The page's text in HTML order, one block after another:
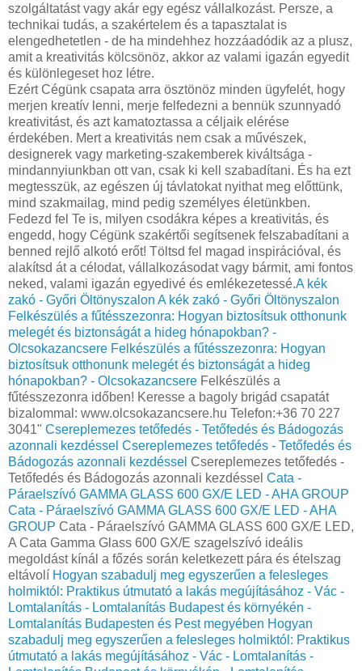
szolgáltatást vagy akár egy egész vállalkozást. Persze, a
technikai tudás, a szakértelem és a tapasztalat is
elengedhetetlen - de ha mindehhez hozzáadódik az a plusz,
amit a kreativitás kölcsönöz, akkor az valami igazán egyedit
és különlegeset hoz létre.
Ezért Cégünk csapata arra ösztönöz minden ügyfelét, hogy
merjen kreatív lenni, merje felfedezni a bennük szunnyadó
kreativitást, és azt kamatoztassa a céljaik elérése
érdekében. Mert a kreativitás nem csak a művészek,
designerek vagy marketing-szakemberek kiváltsága -
mindannyiunkban ott van, csak ki kell szabadítani. És ha ezt
megtesszük, az egészen új távlatokat nyithat meg előttünk,
mind szakmailag, mind pedig személyes életünkben.
Fedezd fel Te is, milyen csodákra képes a kreativitás, és
engedd, hogy Cégünk szakértői segítsenek felszabadítani a
benned rejlő alkotó erőt! Töltsd fel magad inspirációval, és
alakítsd át a célodat, vállalkozásodat vagy bármit, ami fontos
neked, valami igazán egyedivé és emlékezetessé.A kék
zakó - Győri Öltönyszalon A kék zakó - Győri Öltönyszalon
Felkészülés a fűtésszezonra: Hogyan biztosítsuk otthonunk
melegét és biztonságát a hideg hónapokban? -
Olcsokazancsere Felkészülés a fűtésszezonra: Hogyan
biztosítsuk otthonunk melegét és biztonságát a hideg
hónapokban? - Olcsokazancsere Felkészülés a
fűtésszezonra időben! Keresse a bagoly brigád csapatát
bizalommal: www.olcsokazancsere.hu Telefon:+36 70 227
3041" Csereplemezes tetőfedés - Tetőfedés és Bádogozás
azonnali kezdéssel Csereplemezes tetőfedés - Tetőfedés és
Bádogozás azonnali kezdéssel Csereplemezes tetőfedés -
Tetőfedés és Bádogozás azonnali kezdéssel Cata -
Páraelszívó GAMMA GLASS 600 GX/E LED - AHA GROUP
Cata - Páraelszívó GAMMA GLASS 600 GX/E LED - AHA
GROUP Cata - Páraelszívó GAMMA GLASS 600 GX/E LED,
A Cata Gamma Glass 600 GX/E szagelszívó ideális
megoldást kínál a főzés során keletkezett pára és ételszag
eltávolí Hogyan szabadulj meg egyszerűen a felesleges
holmiktól: Praktikus útmutató a lakás megújításához - Vác -
Lomtalanítás - Lomtalanítás Budapest és környékén -
Lomtalanítás Budapesten és Pest megyében Hogyan
szabadulj meg egyszerűen a felesleges holmiktól: Praktikus
útmutató a lakás megújításához - Vác - Lomtalanítás -